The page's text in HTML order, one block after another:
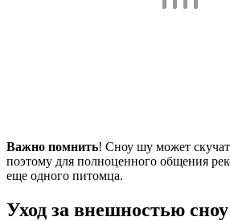
Важно помнить! Сноу шу может
поэтому для полноценного общения
еще одного питомца.
Уход за внешностью